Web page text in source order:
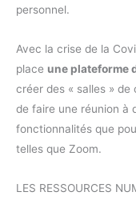
personnel.
Avec la crise de la
place une plateforme
créer des « salles »
de faire une réunion à
fonctionnalités que
telles que Zoom.
LES RESSOURCES